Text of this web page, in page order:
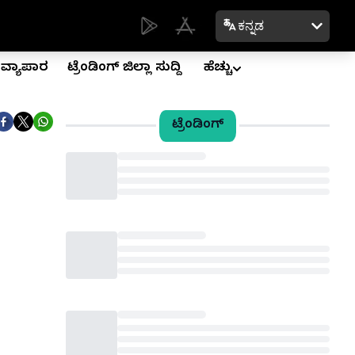
ಕನ್ನಡ
ವ್ಯಾಪಾರ ಟ್ರೆಂಡಿಂಗ್ ಜಿಲ್ಲಾ ಸುದ್ದಿ ಹೆಚ್ಚು
ಟ್ರೆಂಡಿಂಗ್